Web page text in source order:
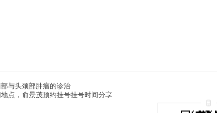
与头颈部肿瘤的诊治
点，俞景茂预约挂号挂号时间分享